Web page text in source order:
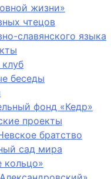
жизни»
чтецов
славянского языка
беседы
фонд «Кедр»
проекты
братство
сад мира
кольцо»